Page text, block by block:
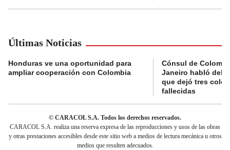
Últimas Noticias
Honduras ve una oportunidad para
ampliar cooperación con Colombia
Cónsul de
Janeiro habló del
que dejó tres
fallecidas
© CARACOL S.A. Todos los derechos reservados.
CARACOL S.A. realiza una reserva expresa de las reproducciones y usos de las obras
y otras prestaciones accesibles desde este sitio web a medios de lectura mecánica u otros
medios que resulten adecuados.